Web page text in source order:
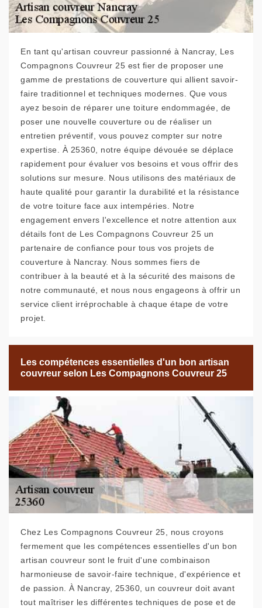
En tant qu'artisan couvreur passionné à Nancray, Les
Compagnons Couvreur 25 est fier de proposer une
gamme de prestations de couverture qui allient savoir-
faire traditionnel et techniques modernes. Que vous
ayez besoin de réparer une toiture endommagée, de
poser une nouvelle couverture ou de réaliser un
entretien préventif, vous pouvez compter sur notre
expertise. À 25360, notre équipe dévouée se déplace
rapidement pour évaluer vos besoins et vous offrir des
solutions sur mesure. Nous utilisons des matériaux de
haute qualité pour garantir la durabilité et la résistance
de votre toiture face aux intempéries. Notre
engagement envers l'excellence et notre attention aux
détails font de Les Compagnons Couvreur 25 un
partenaire de confiance pour tous vos projets de
couverture à Nancray. Nous sommes fiers de
contribuer à la beauté et à la sécurité des maisons de
notre communauté, et nous nous engageons à offrir un
service client irréprochable à chaque étape de votre
projet.
Les compétences essentielles d'un bon artisan
couvreur selon Les Compagnons Couvreur 25
Chez Les Compagnons Couvreur 25, nous croyons
fermement que les compétences essentielles d'un bon
artisan couvreur sont le fruit d'une combinaison
harmonieuse de savoir-faire technique, d'expérience et
de passion. À Nancray, 25360, un couvreur doit avant
tout maîtriser les différentes techniques de pose et de